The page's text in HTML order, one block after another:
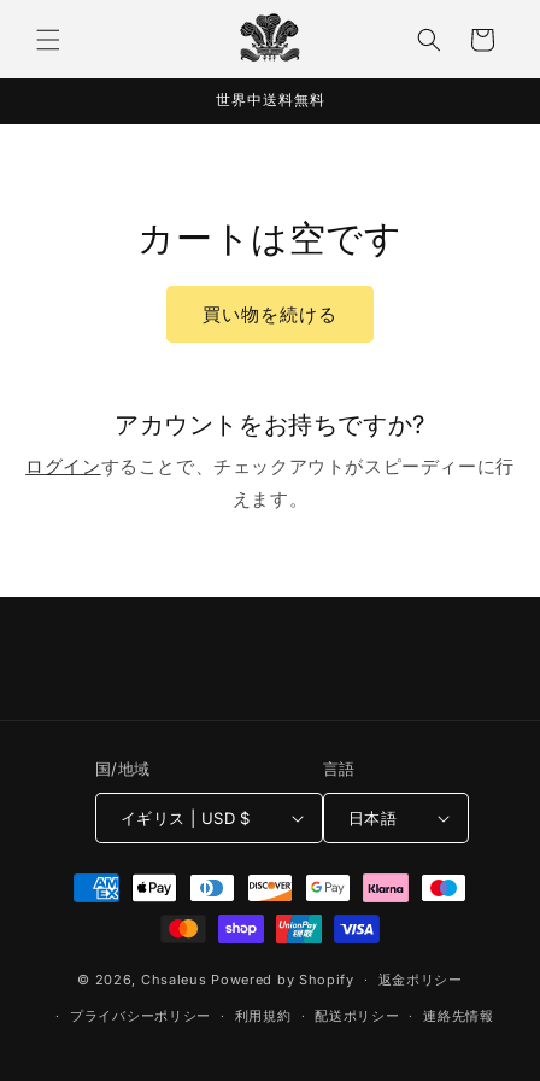
ンツに
進む
ー
世界中送料無料
カートは空です
買い物を続ける
アカウントをお持ちですか?
ログインすることで、チェックアウトがスピーディーに行
えます。
国/地域
イギリス | USD $
言語
日本語
© 2026, Chsaleus Powered by Shopify 返金ポリシー
プライバシーポリシー 利用規約 配送ポリシー 連絡先情報